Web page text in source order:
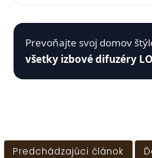
Prevoňajte svoj domov
všetky izbové difuzéry
Predchádzajúci článok